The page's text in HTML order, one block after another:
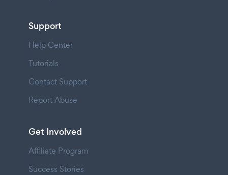
Support
Help Center
Tutorials
Contact Support
Report Abuse
Get Involved
Affiliate Program
Success Stories